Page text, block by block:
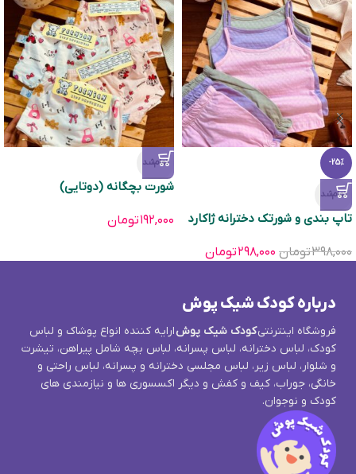
-25%
تمام‌شد
تاپ بندی و شورتک دخترانه ژاکارد
۳۹۸,۰۰۰تومان ۲۹۸,۰۰۰تومان
تمام‌شد
شورت بچگانه (دوتایی)
۱۹۲,۰۰۰تومان
درباره کودک شیک پوش
فروشگاه اینترنتیکودک شیک پوشارایه کننده انواع پوشاک و لباس
کودک، لباس دخترانه، لباس پسرانه، لباس بچه شامل پیراهن، تیشرت
و شلوار، لباس زیر، لباس مجلسی دخترانه و پسرانه، لباس راحتی و
خانگی، جوراب، کیف و کفش و دیگر اکسسوری ها و نیازمندی های
کودک و نوجوان.